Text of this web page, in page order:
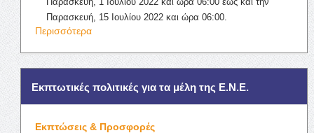
Παρασκευή, 15 Ιουλίου 2022 και ώρα 06:00.
Περισσότερα
Εκπτωτικές πολιτικές για τα μέλη της Ε.Ν.Ε.
Εκπτώσεις & Προσφορές